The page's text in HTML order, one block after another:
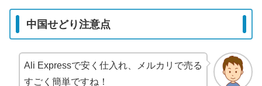
中国せどり注意点
Ali Expressで安く仕入れ、メルカリで売る
すごく簡単ですね！